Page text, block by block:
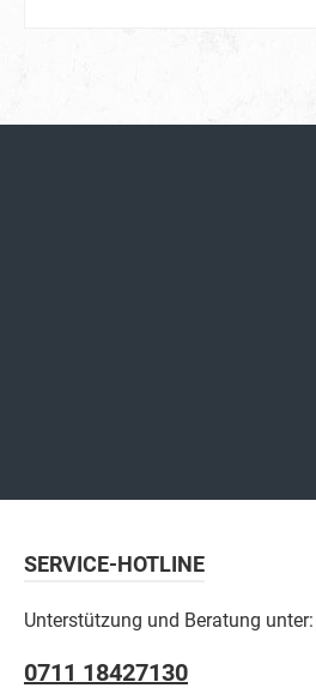
SERVICE-HOTLINE
Unterstützung und Beratung unter:
0711 18427130